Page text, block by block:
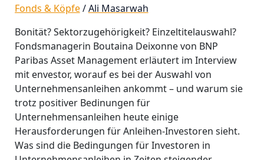
Fonds & Köpfe/Ali Masarwah
Bonität? Sektorzugehörigkeit? Einzeltitelauswahl?
Fondsmanagerin Boutaina Deixonne von BNP
Paribas Asset Management erläutert im Interview
mit envestor, worauf es bei der Auswahl von
Unternehmensanleihen ankommt – und warum sie
trotz positiver Bedinungen für
Unternehmensanleihen heute einige
Herausforderungen für Anleihen-Investoren sieht.
Was sind die Bedingungen für Investoren in